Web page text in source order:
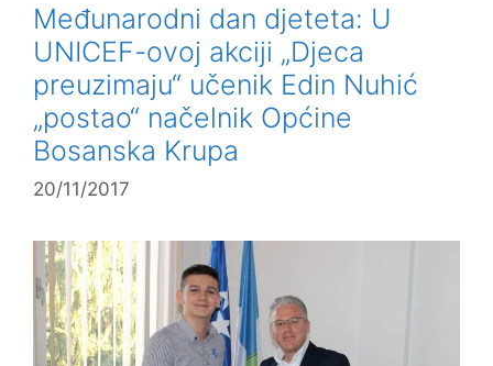
Međunarodni dan djeteta: U
UNICEF-ovoj akciji „Djeca
preuzimaju“ učenik Edin Nuhić
„postao“ načelnik Općine
Bosanska Krupa
20/11/2017